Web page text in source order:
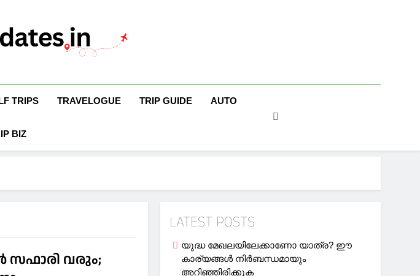
TRIPS TRAVELOGUE TRIP GUIDE AUTO
BIZ
സഫാരി വരും;
LATEST POSTS
യുദ്ധ മേഖലയിലേക്കാണോ യാത്ര? ഈ
കാര്യങ്ങള്‍ നിര്‍ബന്ധമായും
അറിഞ്ഞിരിക്കുക